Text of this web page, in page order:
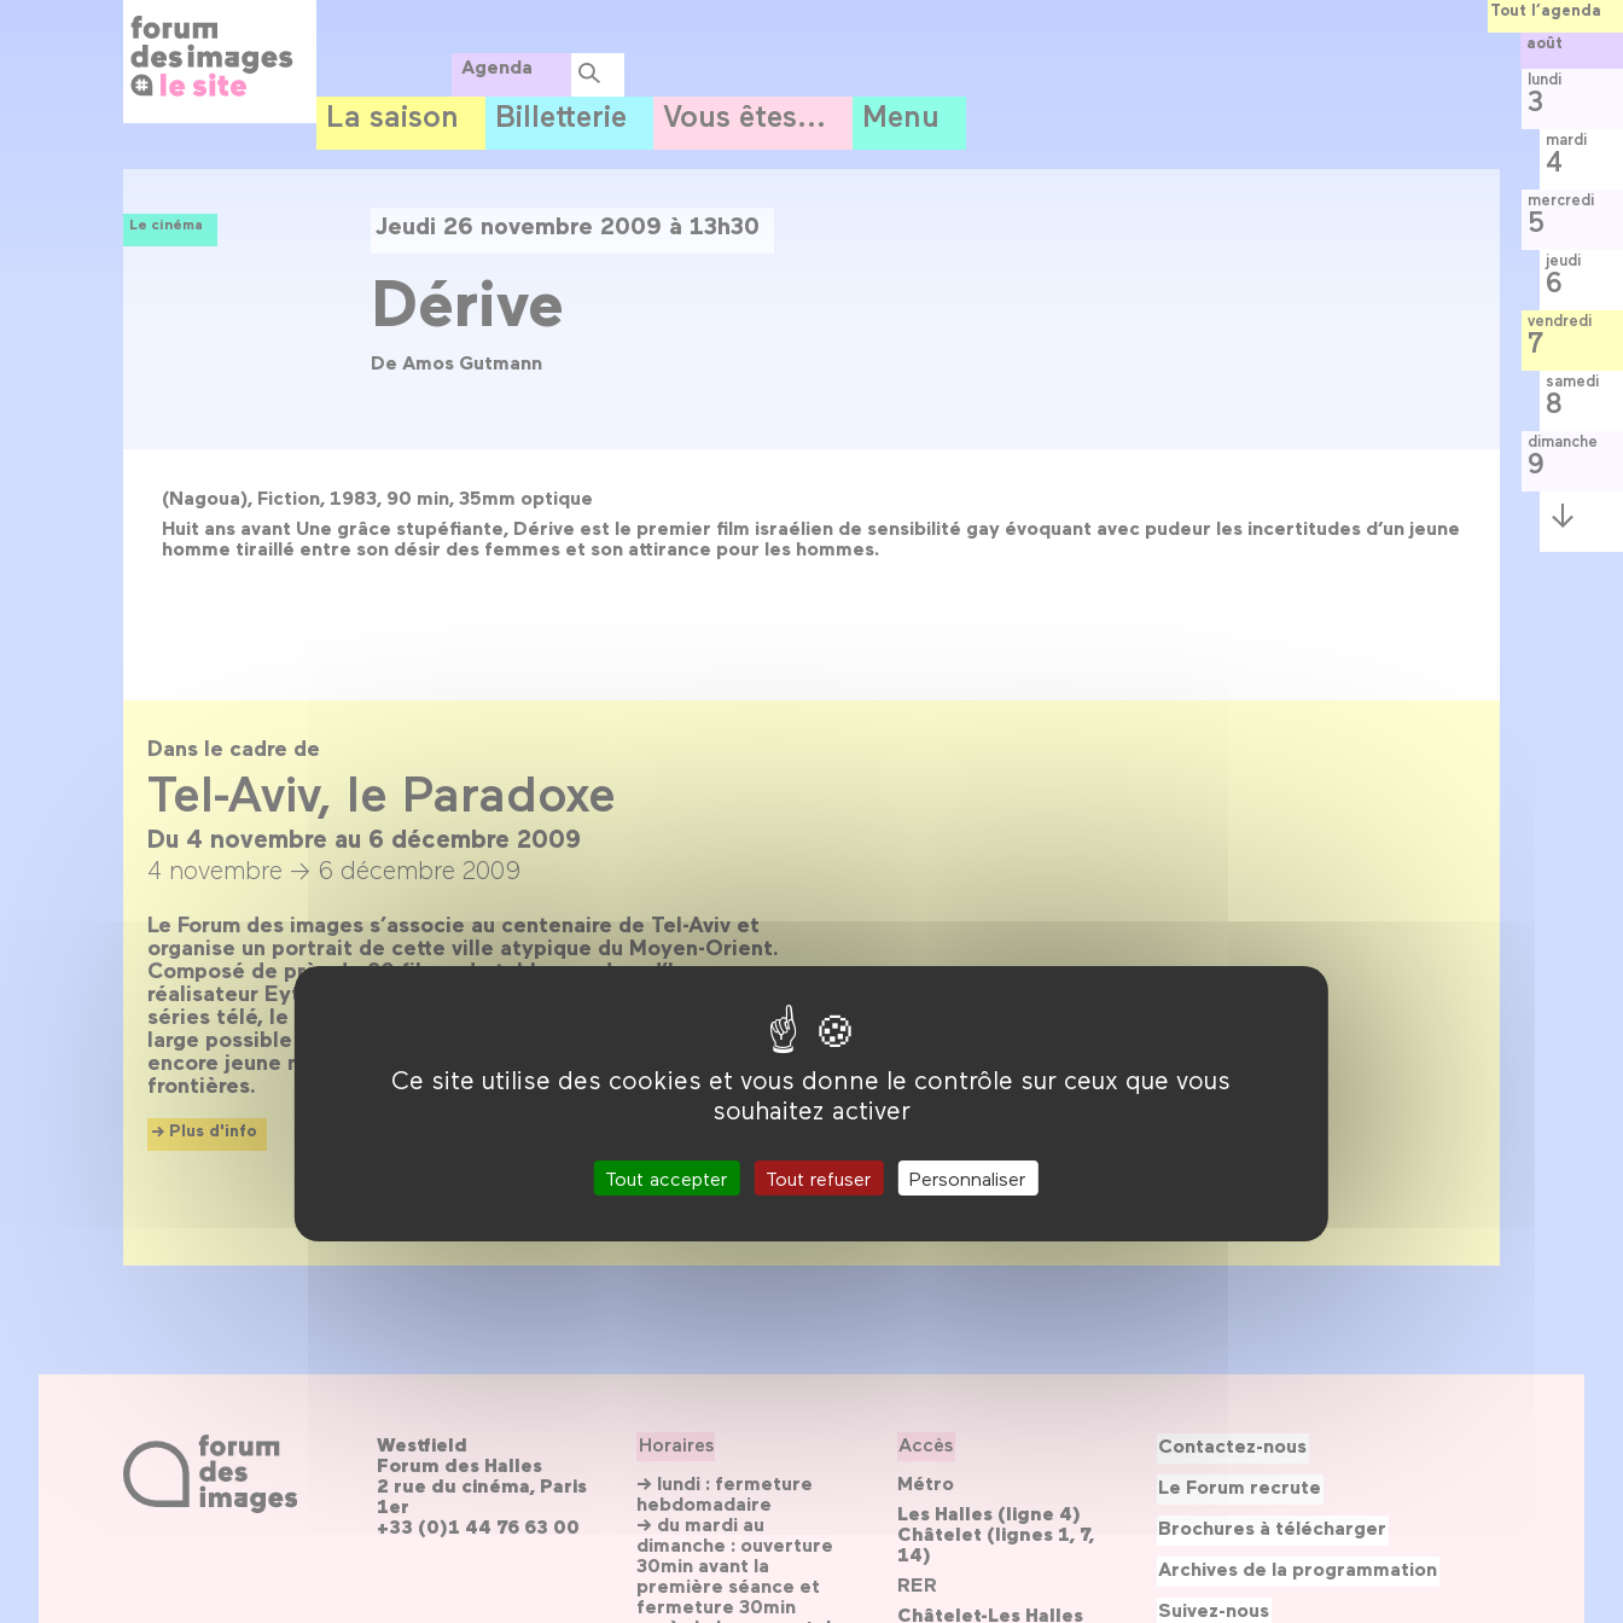
Ce site utilise des cookies et vous donne le contrôle sur ceux que vous
souhaitez activer
Tout accepter Tout refuser Personnaliser
Agenda
La saison Billetterie Vous êtes... Menu
Le cinéma Jeudi 26 novembre 2009 à 13h30
Dérive
De Amos Gutmann
(Nagoua), Fiction, 1983, 90 min, 35mm optique
Huit ans avant Une grâce stupéfiante, Dérive est le premier film israélien de sensibilité gay évoquant avec pudeur les incertitudes d’un jeune
homme tiraillé entre son désir des femmes et son attirance pour les hommes.
Dans le cadre de
Tel-Aviv, le Paradoxe
Du 4 novembre au 6 décembre 2009
4 novembre → 6 décembre 2009
Le Forum des images s’associe au centenaire de Tel-Aviv et
organise un portrait de cette ville atypique du Moyen-Orient.
Composé de près de 80 films, de tables rondes, d’hommages au
réalisateur Eytan Fox et à l’actrice Gila Almagor, d’une nuit des
séries télé, le Forum des images dresse un panorama le plus
large possible des différents aspects d'une ville et d’un cinéma
encore jeune mais de plus en plus reconnu en dehors de ses
frontières.
Plus d'info
Tout l’agenda
août
lundi
3
mardi
4
mercredi
5
jeudi
6
vendredi
7
samedi
8
dimanche
9
Semaine
suivante
Westfield
Forum des Halles
2 rue du cinéma, Paris
1er
+33 (0)1 44 76 63 00
Horaires
→ lundi : fermeture
hebdomadaire
→ du mardi au
dimanche : ouverture
30min avant la
première séance et
fermeture 30min
Accès
Métro
Les Halles (ligne 4)
Châtelet (lignes 1, 7,
14)
RER
Châtelet-Les Halles
Contactez-nous
Le Forum recrute
Brochures à télécharger
Archives de la programmation
Suivez-nous